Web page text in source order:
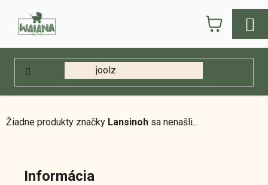
obsah
KOŠÍK
Lansinoh
Žiadne produkty značky Lansinoh sa nenašli...
Informácia